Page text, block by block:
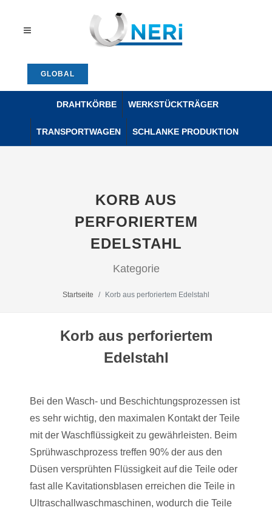
GLOBAL
DRAHTKÖRBE WERKSTÜCKTRÄGER
TRANSPORTWAGEN SCHLANKE PRODUKTION
KORB AUS
PERFORIERTEM
EDELSTAHL
Kategorie
Startseite Korb aus perforiertem Edelstahl
Korb aus perforiertem
Edelstahl
Bei den Wasch- und Beschichtungsprozessen ist
es sehr wichtig, den maximalen Kontakt der Teile
mit der Waschflüssigkeit zu gewährleisten. Beim
Sprühwaschprozess treffen 90% der aus den
Düsen versprühten Flüssigkeit auf die Teile oder
fast alle Kavitationsblasen erreichen die Teile in
Ultraschallwaschmaschinen, wodurch die Teile